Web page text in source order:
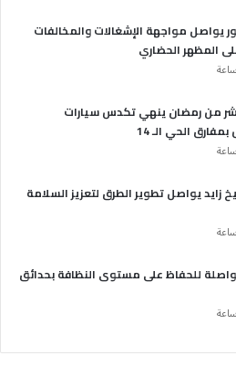
يواصل مواجهة الإشغالات والمخالفات
المظهر الحضاري
من رمضان ينهي تكدس سيارات
الحي الـ 14
زايد يواصل تطوير الطرق لتعزيز السلامة
للحفاظ على مستوى النظافة بحدائق